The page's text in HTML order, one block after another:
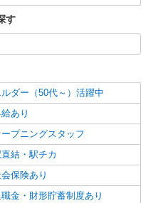
1,700円 ＜交通費全額別途支
す
ルダー（50代～）活躍中
あり
ープニングスタッフ
結・駅チカ
保険あり
金・財形貯蓄制度あり